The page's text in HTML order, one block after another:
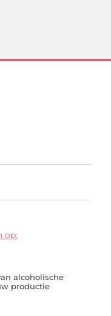
op:
alcoholische
productie